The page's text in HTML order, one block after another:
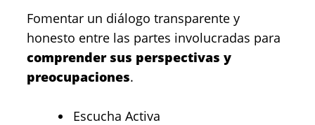
Fomentar un diálogo transparente y
honesto entre las partes involucradas para
comprender sus perspectivas y
preocupaciones.
Escucha Activa